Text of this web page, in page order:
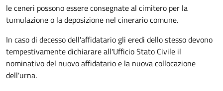
le ceneri possono essere consegnate al cimitero per la
tumulazione o la deposizione nel cinerario comune.
In caso di decesso dell'affidatario gli eredi dello stesso devono
tempestivamente dichiarare all'Ufficio Stato Civile il
nominativo del nuovo affidatario e la nuova collocazione
dell'urna.